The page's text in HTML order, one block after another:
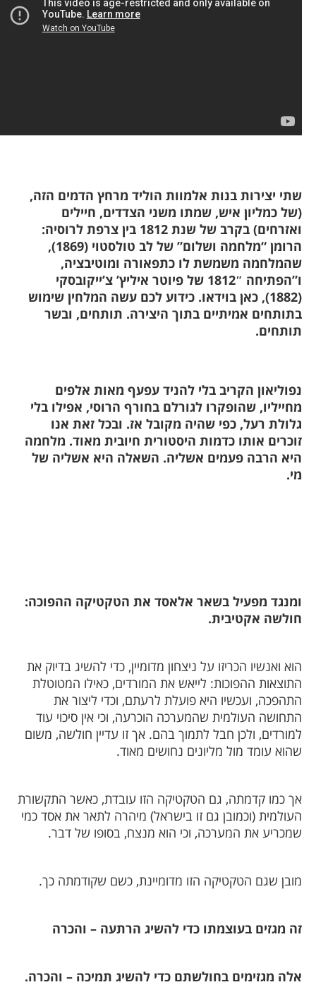
יצירות בנות אלמוות הוליד מרחץ הדמים הזה,
כמליון איש, שמתו משני הצדדים, חיילים
ואזרחים) בקרב של שנת 1812 בין צרפת לרוסיה:
הרומן “מלחמה ושלום” של לב טולסטוי (1869),
משמשת לו כתפאורה ומוטיבציה,
ו”הפתיחה 1812″ של פיוטר איליץ’ צ’ייקובסקי
(1882), כאן בוידאו. כידוע לכם עשה המלחין שימוש
אמיתיים בתוך היצירה.תותחים, ובשר
הקריב בלי להניד עפעף מאות אלפים
שהופקרו לגורלם בחורף הרוסי, אפילו בלי
רעל, כפי שהיה מקובל אז. ובכל זאת אנו
אותו כדמות היסטורית חיובית מאוד. מלחמה
הרבה פעמים אשליה. השאלה היא אשליה של
מפעיל בשאר אלאסד את הטקטיקה ההפוכה:
אקטיבית.
ואנשיו הכריזו על ניצחון מדומיין, כדי להשיג בדיוק את
ההפוכות: לייאש את המורדים, כאילו המטוטלת
ועכשיו היא פועלת לרעתם, וכדי ליצור את
העולמית שהמערכה הוכרעה, וכי אין סיכוי עוד
ולכן חבל לתמוך בהם. אך זו עדיין חולשה, משום
עומד מול מליונים נחושים מאוד.
כמו קדמתה, גם הטקטיקה הזו עובדת, כאשר התקשורת
(וכמובן גם זו בישראל) מיהרה לתאר את אסד כמי
את המערכה, וכי הוא מנצח, בסופו של דבר.
שגם הטקטיקה הזו מדומיינת, כשם שקודמתה כך.
מגזים בעוצמתו כדי להשיג הרתעה – והכרה
מגזימים בחולשתם כדי להשיג תמיכה – והכרה.